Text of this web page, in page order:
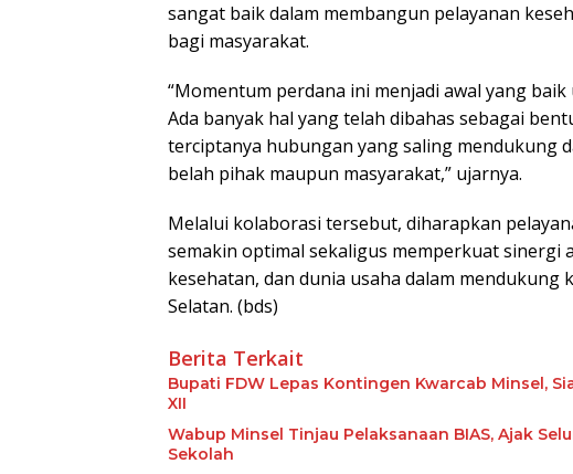
sangat baik dalam membangun pelayanan
bagi masyarakat.
“Momentum perdana ini menjadi awal yang
Ada banyak hal yang telah dibahas sebagai
terciptanya hubungan yang saling mendukung
belah pihak maupun masyarakat,” ujarnya.
Melalui kolaborasi tersebut, diharapkan
semakin optimal sekaligus memperkuat sinergi
kesehatan, dan dunia usaha dalam mendukung
Selatan. (bds)
Berita Terkait
Bupati FDW Lepas Kontingen Kwarcab Minsel,
XII
Wabup Minsel Tinjau Pelaksanaan BIAS, Ajak
Sekolah